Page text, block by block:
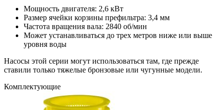
Мощность двигателя: 2,6 кВт
Размер ячейки корзины префильтра: 3,4 мм
Частота вращения вала: 2840 об/мин
Может устанавливаться до трех метров ниже или выше
уровня воды
Насосы этой серии могут использоваться там, где прежде
ставили только тяжелые бронзовые или чугунные модели.
Комплектующие